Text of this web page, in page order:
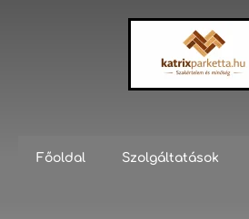
Főoldal Szolgáltatások